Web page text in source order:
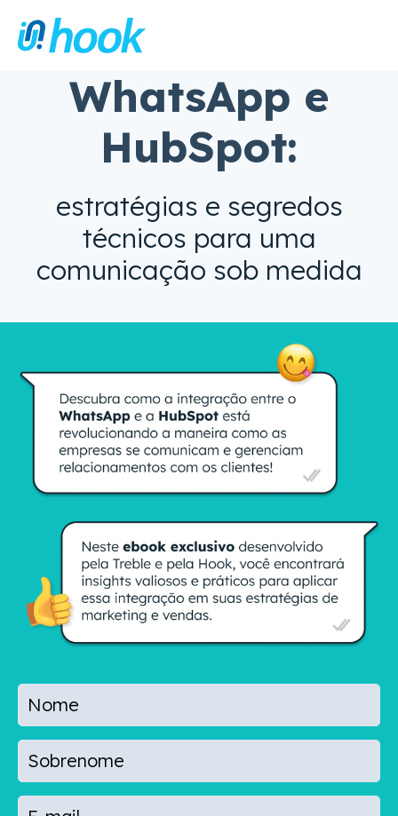
WhatsApp e
HubSpot:
estratégias e segredos
técnicos para uma
comunicação sob medida